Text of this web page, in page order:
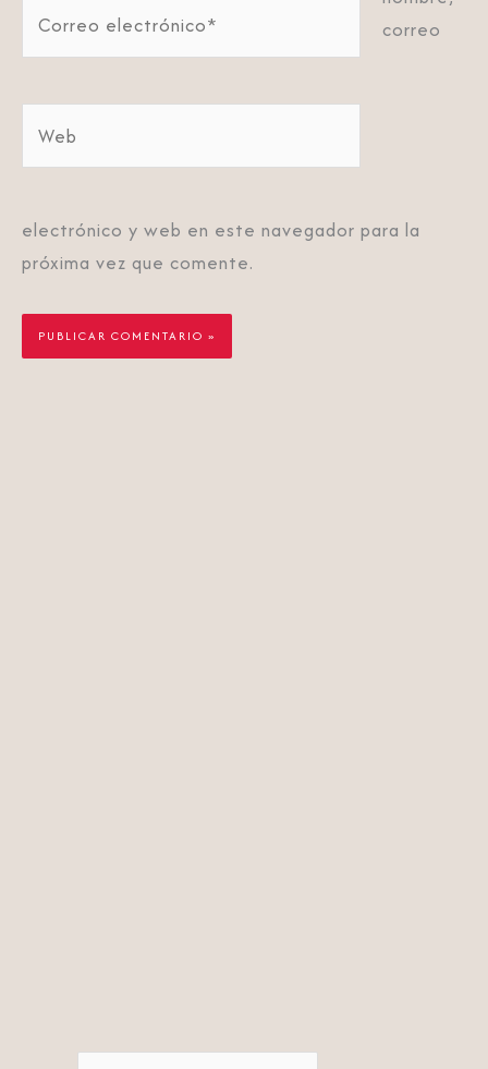
correo
electrónico y web en este navegador para la
próxima vez que comente.